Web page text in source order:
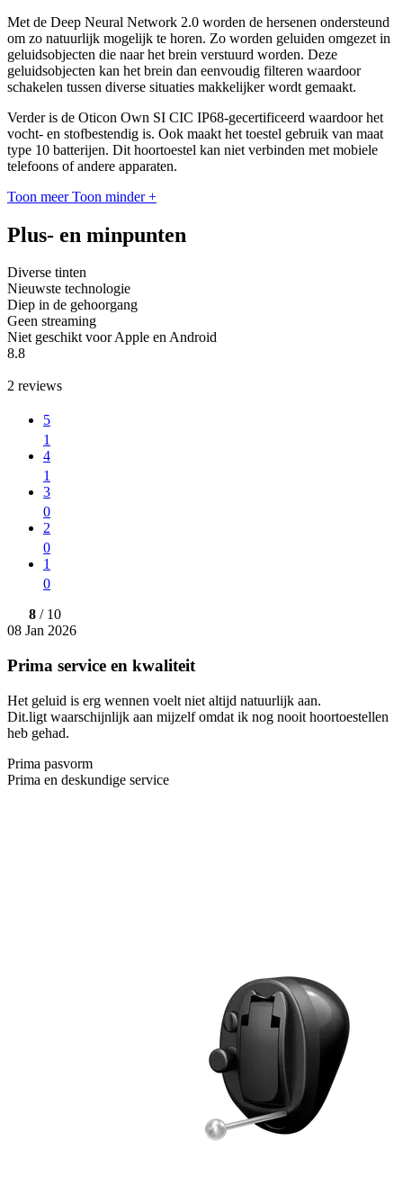
Met de Deep Neural Network 2.0 worden de hersenen ondersteund
om zo natuurlijk mogelijk te horen. Zo worden geluiden omgezet in
geluidsobjecten die naar het brein verstuurd worden. Deze
geluidsobjecten kan het brein dan eenvoudig filteren waardoor
schakelen tussen diverse situaties makkelijker wordt gemaakt.
Verder is de Oticon Own SI CIC IP68-gecertificeerd waardoor het
vocht- en stofbestendig is. Ook maakt het toestel gebruik van maat
type 10 batterijen. Dit hoortoestel kan niet verbinden met mobiele
telefoons of andere apparaten.
Toon meer Toon minder +
Plus- en minpunten
Diverse tinten
Nieuwste technologie
Diep in de gehoorgang
Geen streaming
Niet geschikt voor Apple en Android
8.8
2 reviews
5
1
4
1
3
0
2
0
1
0
8 / 10
08 Jan 2026
Prima service en kwaliteit
Het geluid is erg wennen voelt niet altijd natuurlijk aan.
Dit.ligt waarschijnlijk aan mijzelf omdat ik nog nooit hoortoestellen
heb gehad.
Prima pasvorm
Prima en deskundige service